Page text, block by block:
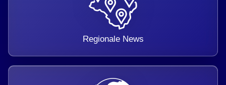
Regionale News